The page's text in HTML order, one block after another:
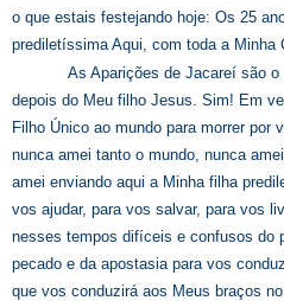
o que estais festejando hoje: Os 25
prediletíssima Aqui, com toda a Minha
As Aparições de Jacareí são
depois do Meu filho Jesus. Sim! Em
Filho Único ao mundo para morrer por
nunca amei tanto o mundo, nunca
amei enviando aqui a Minha filha
vos ajudar, para vos salvar, para vos
nesses tempos difíceis e confusos do
pecado e da apostasia para vos
que vos conduzirá aos Meus braços no